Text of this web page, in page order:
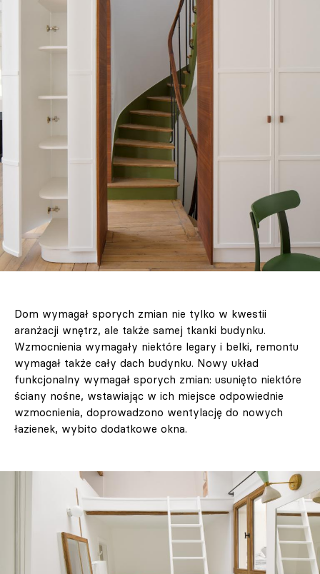
Dom wymagał sporych zmian nie tylko w kwestii
aranżacji wnętrz, ale także samej tkanki budynku.
Wzmocnienia wymagały niektóre legary i belki, remontu
wymagał także cały dach budynku. Nowy układ
funkcjonalny wymagał sporych zmian: usunięto niektóre
ściany nośne, wstawiając w ich miejsce odpowiednie
wzmocnienia, doprowadzono wentylację do nowych
łazienek, wybito dodatkowe okna.